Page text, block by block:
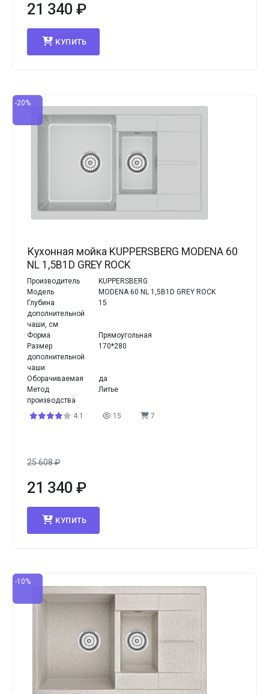
21 340 ₽
КУПИТЬ
-20%
Кухонная мойка KUPPERSBERG MODENA 60
NL 1,5B1D GREY ROCK
Производитель
KUPPERSBERG
Модель
MODENA 60 NL 1,5B1D GREY ROCK
Глубина
дополнительной
чаши, см
15
Форма
Прямоугольная
Размер
дополнительной
чаши
170*280
Оборачиваемая
да
Метод
производства
Литье
4.1 15 7
25 608₽
21 340 ₽
КУПИТЬ
-10%